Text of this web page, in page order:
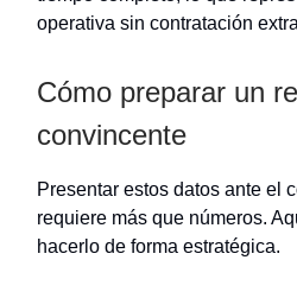
operativa sin contratación
Cómo preparar un
convincente
Presentar estos datos ante el
requiere más que números.
hacerlo de forma estratégica.